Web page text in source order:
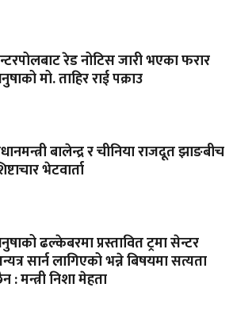
रेड नोटिस जारी भएका फरार
मो. ताहिर राई पक्राउ
बालेन्द्र र चीनिया राजदूत झाङबीच
भेटवार्ता
ढल्केबरमा प्रस्तावित ट्रमा सेन्टर
सार्न लागिएको भन्ने बिषयमा सत्यता
: मन्त्री निशा मेहता